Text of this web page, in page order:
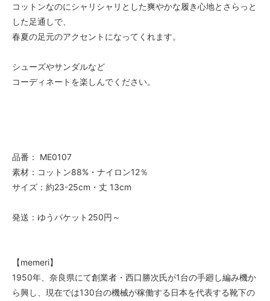
コットンなのにシャリシャリとした爽やかな履き心地とさらっと
した足通しで、
春夏の足元のアクセントになってくれます。
シューズやサンダルなど
コーディネートを楽しんでください。
品番： ME0107
素材：コットン88%・ナイロン12％
サイズ：約23-25cm・丈 13cm
発送：ゆうパケット250円～
【memeri】
1950年、奈良県にて創業者・西口勝次氏が1台の手廻し編み機か
ら興し、現在では130台の機械が稼働する日本を代表する靴下の